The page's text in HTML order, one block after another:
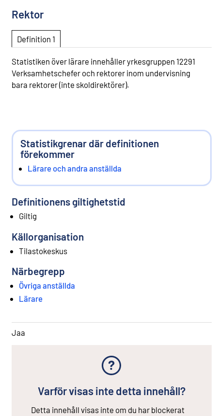
Rektor
Definition 1
Statistiken över lärare innehåller yrkesgruppen 12291
Verksamhetschefer och rektorer inom undervisning
bara rektorer (inte skoldirektörer).
Statistikgrenar där definitionen
förekommer
Lärare och andra anställda
Definitionens giltighetstid
Giltig
Källorganisation
Tilastokeskus
Närbegrepp
Övriga anställda
Lärare
Jaa
Varför visas inte detta innehåll?
Detta innehåll visas inte om du har blockerat